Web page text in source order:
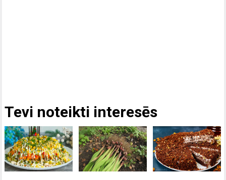
Tevi noteikti interesēs